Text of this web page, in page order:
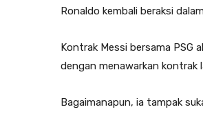
Ro­naldo kembali beraksi
Kontrak Messi bersama PSG
dengan menawarkan kontrak
Bagaimanapun, ia tampak